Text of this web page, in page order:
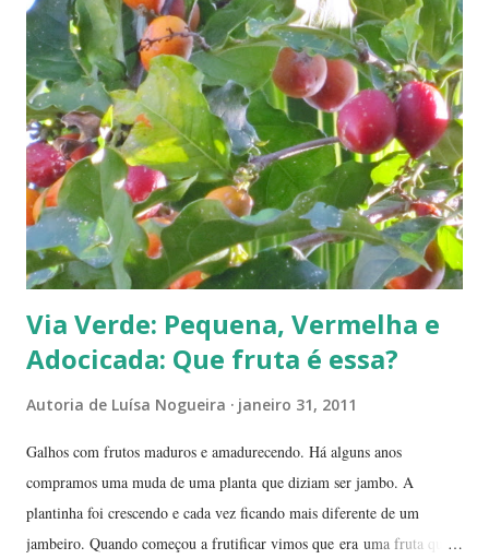
Via Verde: Pequena, Vermelha e
Adocicada: Que fruta é essa?
Autoria de Luísa Nogueira janeiro 31, 2011
Galhos com frutos maduros e amadurecendo. Há alguns anos
compramos uma muda de uma planta que diziam ser jambo. A
plantinha foi crescendo e cada vez ficando mais diferente de um
jambeiro. Quando começou a frutificar vimos que era uma fruta que